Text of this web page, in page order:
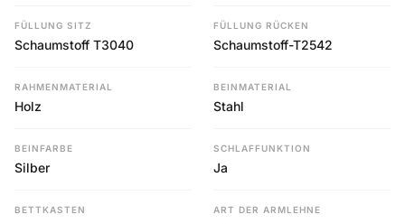
FÜLLUNG SITZ
Schaumstoff T3040
FÜLLUNG RÜCKEN
Schaumstoff-T2542
RAHMENMATERIAL
Holz
BEINMATERIAL
Stahl
BEINFARBE
Silber
SCHLAFFUNKTION
Ja
BETTKASTEN ART DER ARMLEHNE